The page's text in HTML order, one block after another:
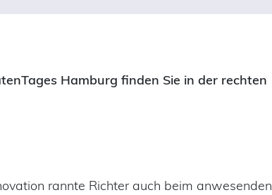
Hamburg finden Sie in der rechten
rannte Richter auch beim anwesenden